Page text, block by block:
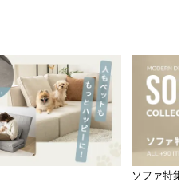
ムレスト
らないアームレスト。サ
も活躍します。
ソファ特集